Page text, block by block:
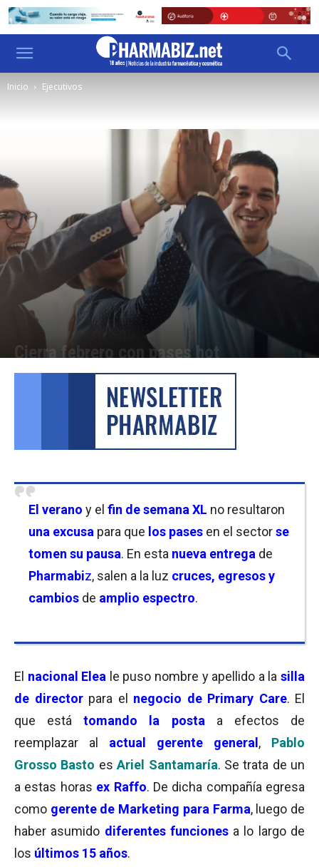
Inicio Ejecutivos
Cierra febrero con pases hot
Por Laura Ponasso - 23/02/2023 18:15
El verano y el fin de semana XL no resultaron
una excusa para que los pases en el sectorse
tomen su pausa. En esta nueva entrega de
Pharmabiz, salen a la luz cruces, egresos y
cambios de amplio espectro.
El nacional Elea le puso nombre y apellido a lasilla
de directorpara el negocio de Primary Care. El
que está tomando la posta
a efectos de
reemplazar al actual gerente general , Pablo
Grosso Basto es Ariel Santamaría. Se trata de un
a estas horas ex Raffo. De dicha compañía egresa
como gerente de Marketing para Farma, luego de
haber asumido diferentes funcionesa lo largo de
los últimos 15 años.